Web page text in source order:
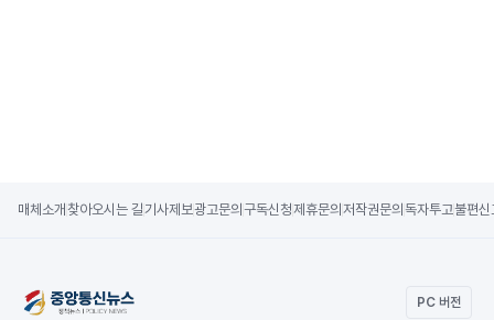
매체소개 찾아오시는 길기사제보광고문의 구독신청제휴문의 저작권문의 독자투고불편신
PC 버전